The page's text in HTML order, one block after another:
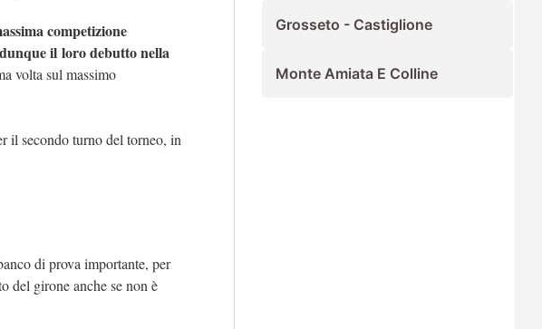
competizione
dunque il loro debutto nella
volta sul massimo
il secondo turno del torneo, in
di prova importante, per
del girone anche se non è
Grosseto - Castiglione
Monte Amiata E Colline